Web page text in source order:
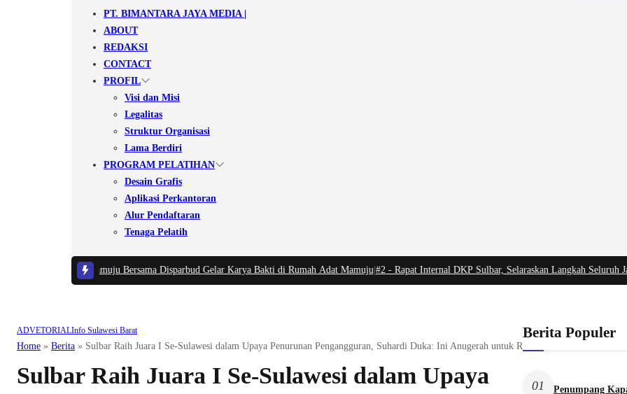
PT. BIMANTARA JAYA MEDIA |
ABOUT
REDAKSI
CONTACT
PROFIL
Visi dan Misi
Legalitas
Struktur Organisasi
Lama Berdiri
PROGRAM PELATIHAN
Desain Grafis
Aplikasi Perkantoran
Alur Pendaftaran
Tenaga Pelatih
Kodim 1418/Mamuju Bersama Disparbud Gelar Karya Bakti di Rumah Adat Mamuju|#2 -Rapat Internal DKP Sulbar, Selaraskan Langkah Seluruh
ADVETORIALInfo Sulawesi Barat
Home » Berita » Sulbar Raih Juara I Se-Sulawesi dalam Upaya Penurunan Pengangguran, Suhardi Duka: Ini Anugerah untuk Rakyat
Sulbar Raih Juara I Se-Sulawesi dalam Upaya
Berita Populer
01
Penumpang